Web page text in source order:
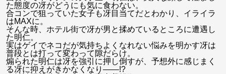
た態度の冴がどうにも気に食わない。
合コンで狙っていた女子も冴目当てだとわかり、イライラ
はMAXに。
そんな時、ホテル街で冴が男と揉めているところに遭遇し
た明仁。
実はゲイでネコだが気持ちよくなれない悩みを明かす冴は
普段とは打って変わって隙だらけ。
煽られた明仁は冴を強引に押し倒すが、予想外に感じまく
る冴に抑えがきかなくなり――!?